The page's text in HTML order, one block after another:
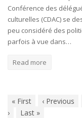
Conférence des
culturelles (CDAC) se
peu considéré des
parfois à vue dans…
Read more
« First ‹ Previous
›
Last »